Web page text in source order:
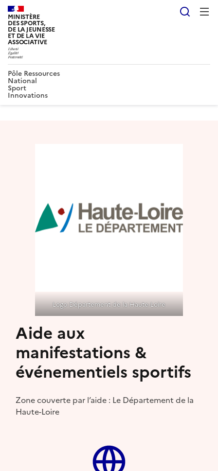
MINISTÈRE
DES SPORTS,
DE LA JEUNESSE
ET DE LA VIE
ASSOCIATIVE
Pôle Ressources
National
Sport
Innovations
Logo Département de la Haute-Loire
Aide aux
manifestations &
événementiels sportifs
Zone couverte par l’aide : Le Département de la
Haute-Loire